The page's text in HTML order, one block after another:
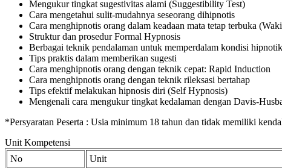
Mengukur tingkat sugestivitas alami (Suggestibility Test)
Cara mengetahui sulit-mudahnya seseorang dihipnotis
Cara menghipnotis orang dalam keadaan mata tetap terbuka
Struktur dan prosedur Formal Hypnosis
Berbagai teknik pendalaman untuk memperdalam kondisi hipnotik
Tips praktis dalam memberikan sugesti
Cara menghipnotis orang dengan teknik cepat: Rapid Induction
Cara menghipnotis orang dengan teknik rileksasi bertahap
Tips efektif melakukan hipnosis diri (Self Hypnosis)
Mengenali cara mengukur tingkat kedalaman dengan Davis-
*Persyaratan Peserta : Usia minimum 18 tahun dan tidak memiliki
Unit Kompetensi
No
Unit